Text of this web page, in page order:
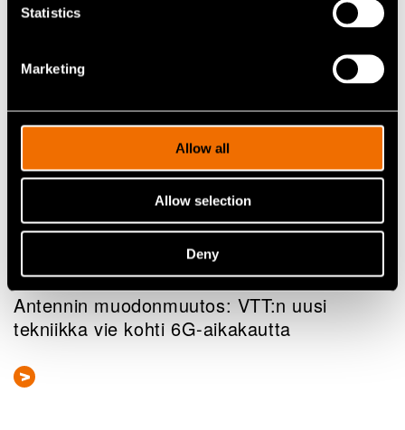
Statistics
Marketing
Allow all
Allow selection
Deny
Lisää uutisia ja tarinoita
Artikkelit
Antennin muodonmuutos: VTT:n uusi
tekniikka vie kohti 6G-aikakautta